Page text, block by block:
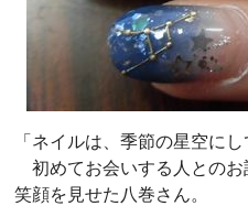
「ネイルは、季節の星空にし
初めてお会いする人とのお
笑顔を見せた八巻さん。